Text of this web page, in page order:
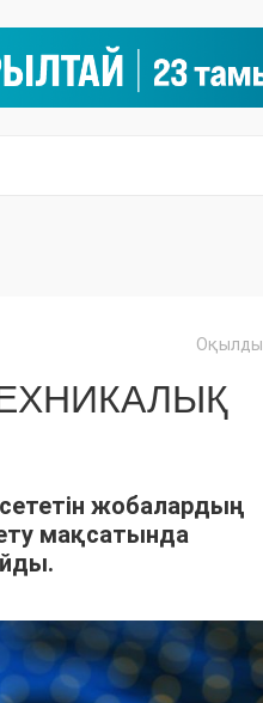
жобалардың
мақсатында